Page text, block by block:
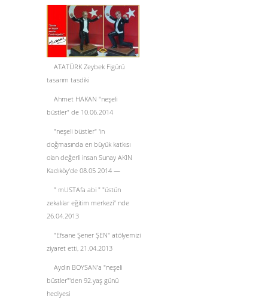
ATATÜRK Zeybek Figürü
tasarım tasdiki
Ahmet HAKAN "neşeli
büstler" de 10.06.2014
"neşeli büstler" 'in
doğmasında en büyük katkısı
olan değerli insan Sunay AKIN
Kadıköy'de 08.05 2014 —
" mUSTAfa abi " "üstün
zekalılar eğitim merkezi" nde
26.04.2013
"Efsane Şener ŞEN" atölyemizi
ziyaret etti, 21.04.2013
Aydın BOYSAN'a "neşeli
büstler"'den 92.yaş günü
hediyesi